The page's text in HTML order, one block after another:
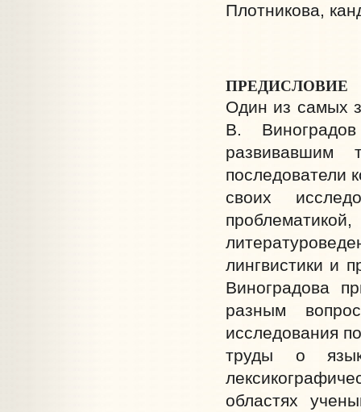
Плотникова,
ПРЕДИСЛОВИЕ
Один из самых
В.
развивавшим
последователи
своих
лингвистики и
Виноградова
разным
исследования
труды о
областях